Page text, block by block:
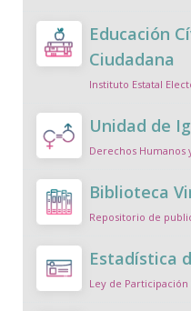
Educación
Ciudadana
Instituto Estatal
Unidad de
Derechos Humanos
Biblioteca
Repositorio de
Estadística
Ley de Participación